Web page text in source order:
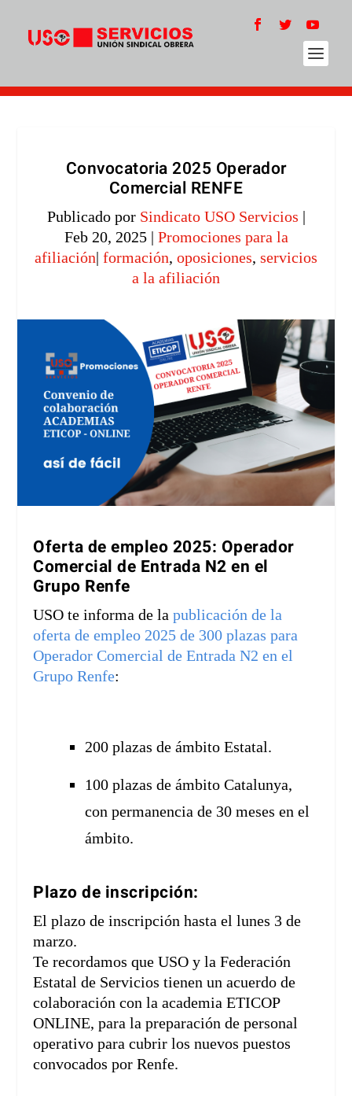
Convocatoria 2025 Operador
Comercial RENFE
Publicado por Sindicato USO Servicios |
Feb 20, 2025| Promociones para la
afiliación| formación, oposiciones, servicios
a la afiliación
Oferta de empleo 2025: Operador
Comercial de Entrada N2 en el
Grupo Renfe
USO te informa de lapublicación de la
oferta de empleo 2025 de 300 plazas para
Operador Comercial de Entrada N2 en el
Grupo Renfe:
200 plazas de ámbito Estatal.
100 plazas de ámbito Catalunya,
con permanencia de 30 meses en el
ámbito.
Plazo de inscripción:
El plazo de inscripción hasta el lunes 3 de
marzo.
Te recordamos que USO y la Federación
Estatal de Servicios tienen un acuerdo de
colaboración con la academia ETICOP
ONLINE, para la preparación de personal
operativo para cubrir los nuevos puestos
convocados por Renfe.